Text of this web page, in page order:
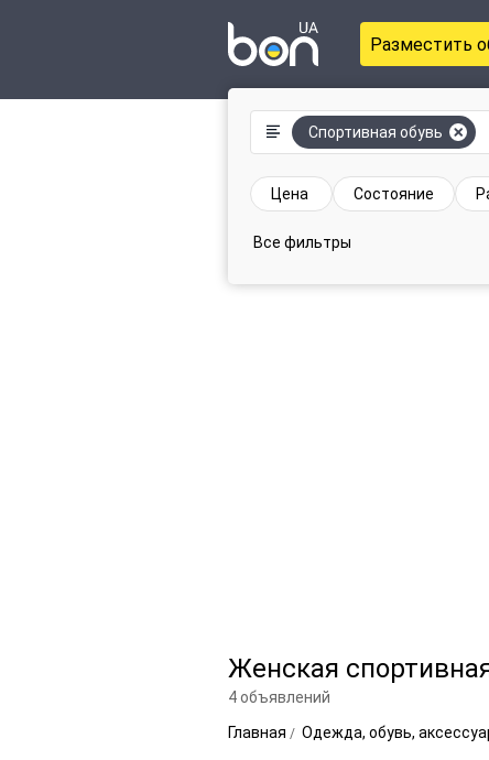
Разместить
Спортивная обувь
Цена Состояние
Все фильтры
Женская
4 объявлений
Главная
Одежда, обувь,